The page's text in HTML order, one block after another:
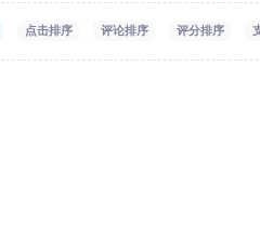
点击排序 评论排序 评分排序